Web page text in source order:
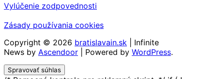
Vylúčenie zodpovednosti
Zásady používania cookies
Copyright © 2026 bratislavain.sk | Infinite
News by Ascendoor | Powered by WordPress.
Spravovať súhlas